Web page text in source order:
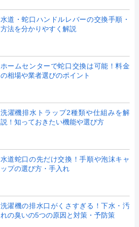
水道・蛇口ハンドルレバーの交換手順・
方法を分かりやすく解説
ホームセンターで蛇口交換は可能！料金
の相場や業者選びのポイント
洗濯機排水トラップ2種類や仕組みを解
説！知っておきたい機能や選び方
水道蛇口の先だけ交換！手順や泡沫キャ
ップの選び方・手入れ
洗濯機の排水口がくさすぎる！下水・汚
れの臭いの5つの原因と対策・予防策